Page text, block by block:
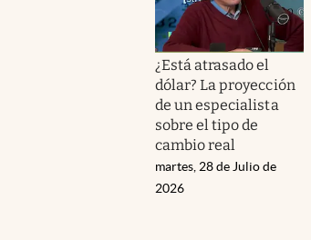
¿Está atrasado el
dólar? La proyección
de un especialista
sobre el tipo de
cambio real
martes, 28 de Julio de
2026